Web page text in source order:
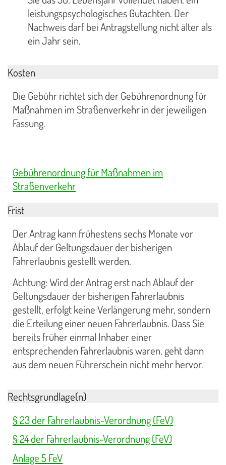
leistungspsychologisches Gutachten. Der
Nachweis darf bei Antragstellung nicht älter als
ein Jahr sein.
Kosten
Die Gebühr richtet sich der Gebührenordnung für
Maßnahmen im Straßenverkehr in der jeweiligen
Fassung.
Gebührenordnung für Maßnahmen im
Straßenverkehr
Frist
Der Antrag kann frühestens sechs Monate vor
Ablauf der Geltungsdauer der bisherigen
Fahrerlaubnis gestellt werden.
Achtung: Wird der Antrag erst nach Ablauf der
Geltungsdauer der bisherigen Fahrerlaubnis
gestellt, erfolgt keine Verlängerung mehr, sondern
die Erteilung einer neuen Fahrerlaubnis. Dass Sie
bereits früher einmal Inhaber einer
entsprechenden Fahrerlaubnis waren, geht dann
aus dem neuen Führerschein nicht mehr hervor.
Rechtsgrundlage(n)
§ 23 der Fahrerlaubnis-Verordnung (FeV)
§ 24 der Fahrerlaubnis-Verordnung (FeV)
Anlage 5 FeV